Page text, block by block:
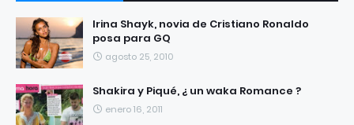
RECIENTES
Irina Shayk, novia de Cristiano Ronaldo
posa para GQ
agosto 25, 2010
Shakira y Piqué, ¿ un waka Romance ?
enero 16, 2011